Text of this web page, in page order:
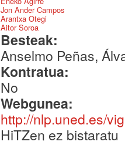
Jon Ander Campos
Arantxa Otegi
Aitor Soroa
Besteak:
Anselmo Peñas,
Kontratua:
No
Webgunea:
http://nlp.uned.es/
HiTZen ez bistaratu